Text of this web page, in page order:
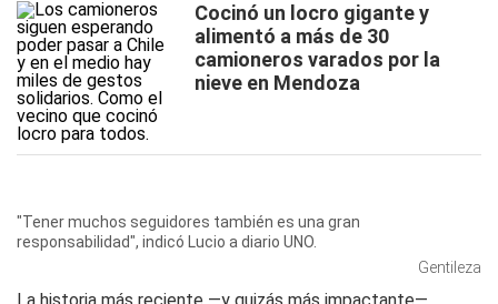
Cocinó un locro gigante y
alimentó a más de 30
camioneros varados por la
nieve en Mendoza
"Tener muchos seguidores también es una gran
responsabilidad", indicó Lucio a diario UNO.
Gentileza